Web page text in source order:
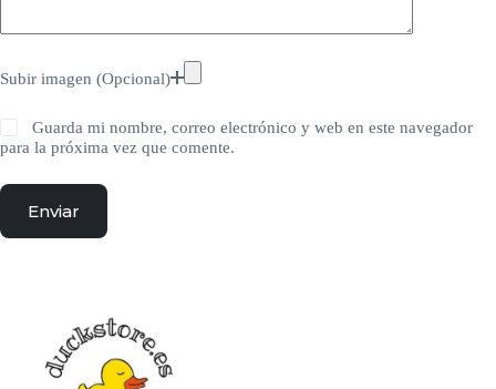
Subir imagen (Opcional)
Guarda mi nombre, correo electrónico y web en este navegador
para la próxima vez que comente.
Enviar